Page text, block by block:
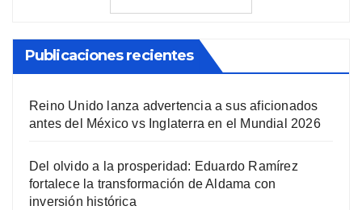
Publicaciones recientes
Reino Unido lanza advertencia a sus aficionados
antes del México vs Inglaterra en el Mundial 2026
Del olvido a la prosperidad: Eduardo Ramírez
fortalece la transformación de Aldama con
inversión histórica